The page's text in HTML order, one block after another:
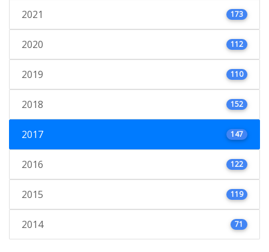
2021 173
2020 112
2019 110
2018 152
2017 147
2016 122
2015 119
2014 71